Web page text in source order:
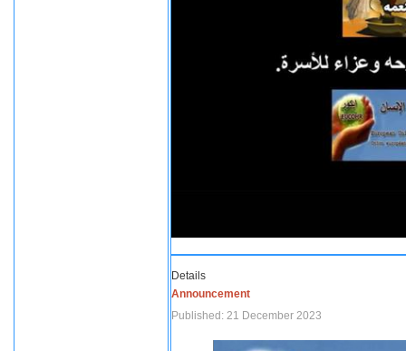
Details
Announcement
Published: 21 December 2023